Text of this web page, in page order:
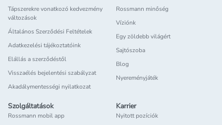
Tápszerekre vonatkozó kedvezmény
változások
Általános Szerződési Feltételek
Adatkezelési tájékoztatóink
Elállás a szerződéstől
Visszaélés bejelentési szabályzat
Akadálymentességi nyilatkozat
Rossmann minőség
Víziónk
Egy zöldebb világért
Sajtószoba
Blog
Nyereményjáték
Szolgáltatások
Rossmann mobil app
Karrier
Nyitott pozíciók